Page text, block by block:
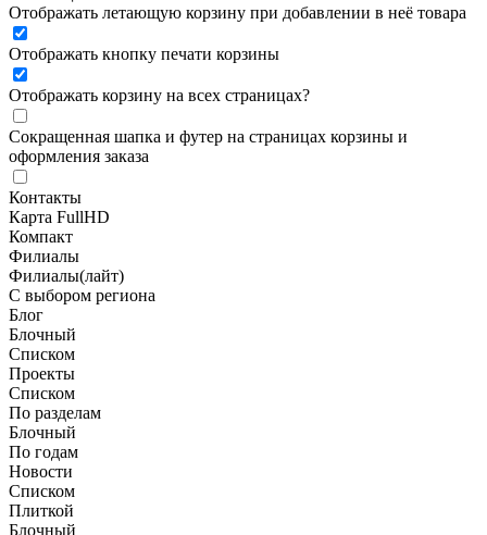
Отображать летающую корзину при добавлении в неё товара
Отображать кнопку печати корзины
Отображать корзину на всех страницах?
Сокращенная шапка и футер на страницах корзины и
оформления заказа
Контакты
Карта FullHD
Компакт
Филиалы
Филиалы(лайт)
С выбором региона
Блог
Блочный
Списком
Проекты
Списком
По разделам
Блочный
По годам
Новости
Списком
Плиткой
Блочный